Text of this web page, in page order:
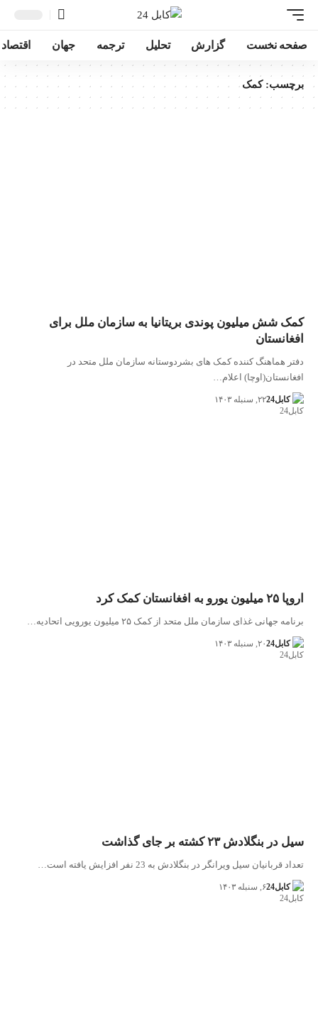
صفحه نخست گزارش تحلیل ترجمه جهان اقتصاد
برچسب:کمک
کمک شش میلیون پوندی بریتانیا به سازمان ملل برای
افغانستان
دفتر هماهنگ کننده کمک های بشردوستانه سازمان ملل متحد در
افغانستان(اوچا) اعلام…
کابل24 ۲۲, سنبله ۱۴۰۳
اروپا ۲۵ میلیون یورو به افغانستان کمک کرد
برنامه جهانی غذای سازمان ملل متحد از کمک ۲۵ میلیون یورویی اتحادیه…
کابل24 ۲۰, سنبله ۱۴۰۳
سیل در بنگلادش ۲۳ کشته بر جای گذاشت
تعداد قربانیان سیل ویرانگر در بنگلادش به 23 نفر افزایش یافته است…
کابل24 ۶, سنبله ۱۴۰۳